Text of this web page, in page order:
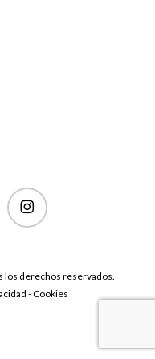
instagram
los derechos reservados.
- Cookies